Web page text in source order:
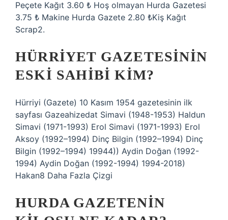
Peçete Kağıt 3.60 ₺ Hoş olmayan Hurda Gazetesi
3.75 ₺ Makine Hurda Gazete 2.80 ₺Kiş Kağıt
Scrap2.
HÜRRIYET GAZETESININ
ESKI SAHIBI KIM?
Hürriyi (Gazete) 10 Kasım 1954 gazetesinin ilk
sayfası Gazeahizedat Simavi (1948-1953) Haldun
Simavi (1971-1993) Erol Simavi (1971-1993) Erol
Aksoy (1992–1994) Dinç Bilgin (1992–1994) Dinç
Bilgin (1992–1994) 19944)) Aydin Doğan (1992-
1994) Aydin Doğan (1992-1994) 1994-2018)
Hakan8 Daha Fazla Çizgi
HURDA GAZETENIN